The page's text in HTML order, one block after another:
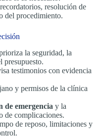
recordatorios, resolución de
del procedimiento.
la seguridad, la
presupuesto.
testimonios con evidencia
y permisos de la clínica
de emergencia y la
de complicaciones.
de reposo, limitaciones y